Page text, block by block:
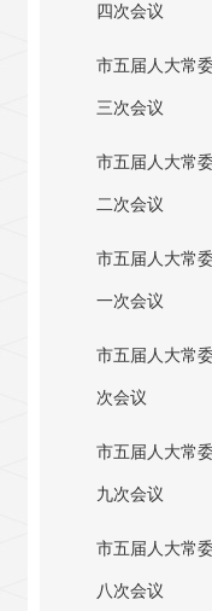
四次会议
市五届人大常
三次会议
市五届人大常
二次会议
市五届人大常
一次会议
市五届人大常
次会议
市五届人大常
九次会议
市五届人大常
八次会议